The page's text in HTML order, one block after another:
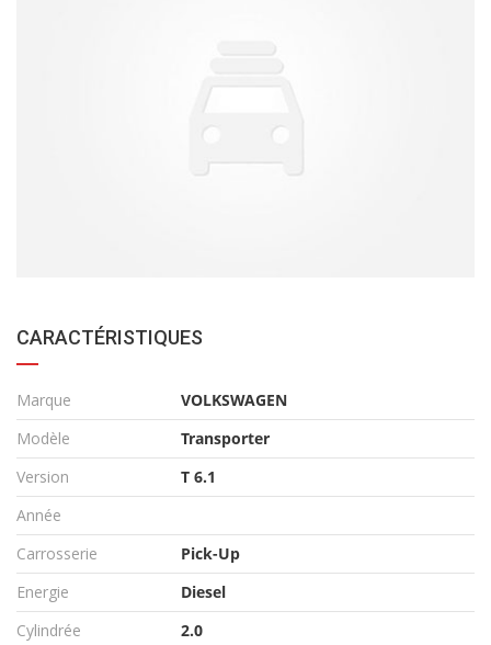
CARACTÉRISTIQUES
Marque
VOLKSWAGEN
Modèle
Transporter
Version
T 6.1
Année
Carrosserie
Pick-Up
Energie
Diesel
Cylindrée
2.0